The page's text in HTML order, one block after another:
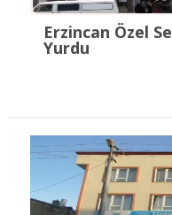
Erzincan Özel
Yurdu